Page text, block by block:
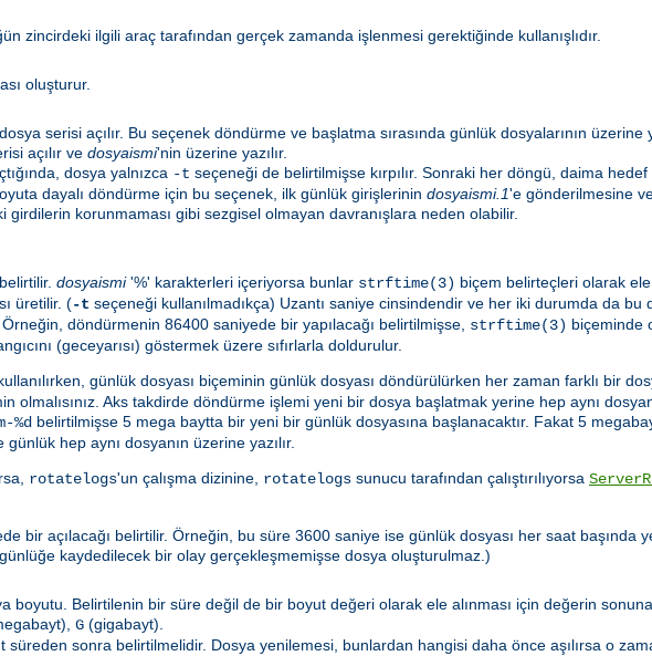
zincirdeki ilgili araç tarafından gerçek zamanda işlenmesi gerektiğinde kullanışlıdır.
oluşturur.
serisi açılır. Bu seçenek döndürme ve başlatma sırasında günlük dosyalarının
açılır ve dosyaismi'nin üzerine yazılır.
dosya yalnızca -t seçeneği de belirtilmişse kırpılır. Sonraki her döngü, daima hedef
dayalı döndürme için bu seçenek, ilk günlük girişlerinin dosyaismi.1'e gönderilmesine
girdilerin korunmaması gibi sezgisel olmayan davranışlara neden olabilir.
dosyaismi'%' karakterleri içeriyorsa bunlar strftime(3) biçem belirteçleri olarak ele
üretilir. (-t seçeneği kullanılmadıkça) Uzantı saniye cinsindendir ve her iki durumda da bu
döndürmenin 86400 saniyede bir yapılacağı belirtilmişse, strftime(3) biçeminde
(geceyarısı) göstermek üzere sıfırlarla doldurulur.
günlük dosyası biçeminin günlük dosyası döndürülürken her zaman farklı bir
olmalısınız. Aks takdirde döndürme işlemi yeni bir dosya başlatmak yerine hep aynı
%d belirtilmişse 5 mega baytta bir yeni bir günlük dosyasına başlanacaktır. Fakat 5
hep aynı dosyanın üzerine yazılır.
rotatelogs'un çalışma dizinine, rotatelogs sunucu tarafından çalıştırılıyorsa
bir açılacağı belirtilir. Örneğin, bu süre 3600 saniye ise günlük dosyası her saat başında
kaydedilecek bir olay gerçekleşmemişse dosya oluşturulmaz.)
boyutu. Belirtilenin bir süre değil de bir boyut değeri olarak ele alınması için değerin
G (gigabayt).
sonra belirtilmelidir. Dosya yenilemesi, bunlardan hangisi daha önce aşılırsa o